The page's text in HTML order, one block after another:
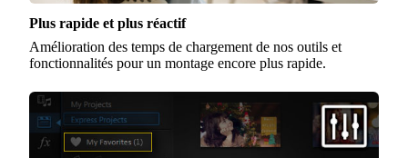
Plus rapide et plus réactif
Amélioration des temps de chargement de nos outils et
fonctionnalités pour un montage encore plus rapide.